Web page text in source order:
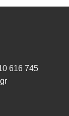
616 745